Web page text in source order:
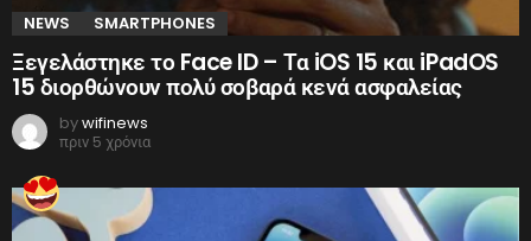
NEWS SMARTPHONES
Ξεγελάστηκε το Face ID – Τα iOS 15 και iPadOS
15 διορθώνουν πολύ σοβαρά κενά ασφαλείας
bywifinews
πριν 5 χρόνια